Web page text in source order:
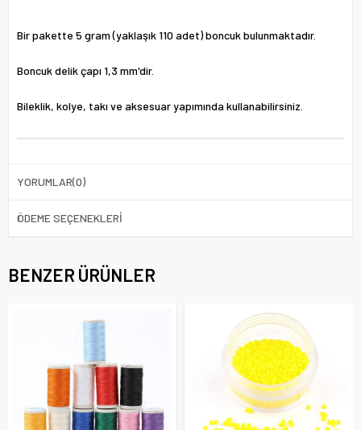
Bir pakette 5 gram (yaklaşık 110 adet) boncuk bulunmaktadır.
Boncuk delik çapı 1,3 mm'dir.
Bileklik, kolye, takı ve aksesuar yapımında kullanabilirsiniz.
YORUMLAR(0)
ÖDEME SEÇENEKLERI
BENZER ÜRÜNLER